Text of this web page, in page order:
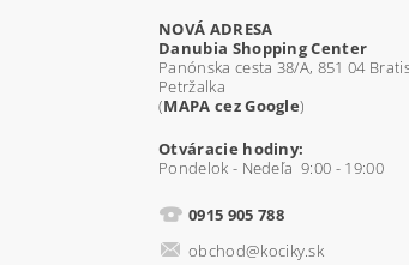
NOVÁ ADRESA
Danubia Shopping Center
Panónska cesta 38/A, 851 04
Petržalka
(MAPA cez Google)
Otváracie hodiny:
Pondelok - Nedeľa 9:00 - 19:00
0915 905 788
obchod@kociky.sk